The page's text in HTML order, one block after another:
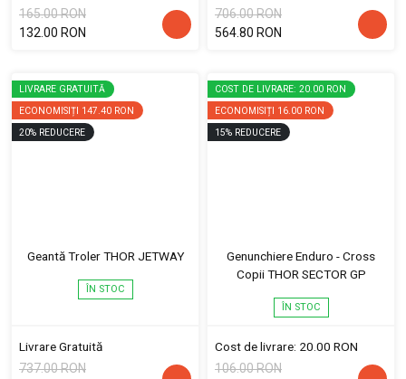
165.00 RON
132.00 RON
706.00 RON
564.80 RON
LIVRARE GRATUITĂ
ECONOMISIȚI 147.40 RON
20% REDUCERE
Geantă Troler THOR JETWAY
ÎN STOC
Livrare Gratuită
737.00 RON
COST DE LIVRARE: 20.00 RON
ECONOMISIȚI 16.00 RON
15% REDUCERE
Genunchiere Enduro - Cross
Copii THOR SECTOR GP
ÎN STOC
Cost de livrare: 20.00 RON
106.00 RON